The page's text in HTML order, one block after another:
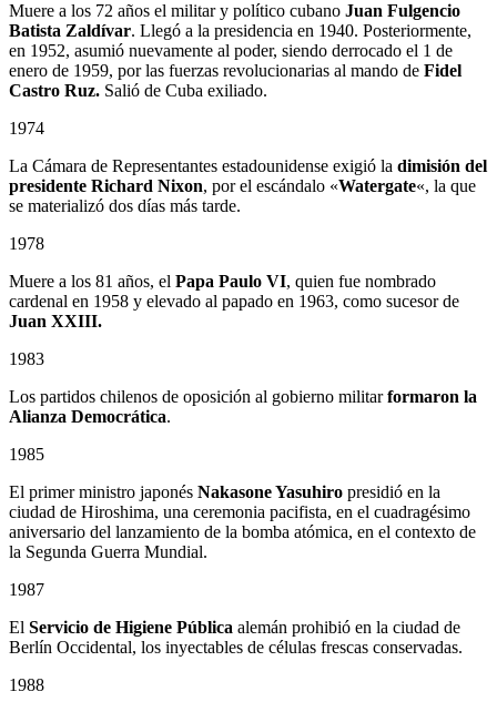
Muere a los 72 años el militar y político cubano Juan Fulgencio
Batista Zaldívar. Llegó a la presidencia en 1940. Posteriormente,
en 1952, asumió nuevamente al poder, siendo derrocado el 1 de
enero de 1959, por las fuerzas revolucionarias al mando de Fidel
Castro Ruz. Salió de Cuba exiliado.
1974
La Cámara de Representantes estadounidense exigió la dimisión del
presidente Richard Nixon, por el escándalo «Watergate«, la que
se materializó dos días más tarde.
1978
Muere a los 81 años, el Papa Paulo VI, quien fue nombrado
cardenal en 1958 y elevado al papado en 1963, como sucesor de
Juan XXIII.
1983
Los partidos chilenos de oposición al gobierno militarformaron la
Alianza Democrática.
1985
El primer ministro japonés Nakasone Yasuhiro presidió en la
ciudad de Hiroshima, una ceremonia pacifista, en el cuadragésimo
aniversario del lanzamiento de la bomba atómica, en el contexto de
la Segunda Guerra Mundial.
1987
El Servicio de Higiene Pública alemán prohibió en la ciudad de
Berlín Occidental, los inyectables de células frescas conservadas.
1988